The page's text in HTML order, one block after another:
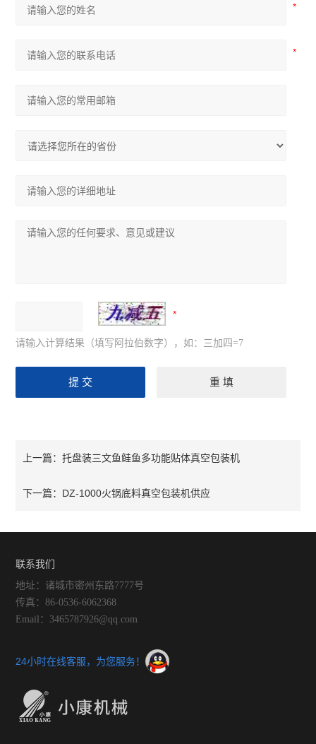
请输入计算结果（填写阿拉伯数字），如：三加四=7
上一篇：托盘装三文鱼鲑鱼多功能贴体真空包装机
下一篇： DZ-1000火锅底料真空包装机供应
联系我们
地址：诸城市密州东路7777号
传真：86-0536-6062368
Email：3465787926@qq.com
24小时在线客服，为您服务！